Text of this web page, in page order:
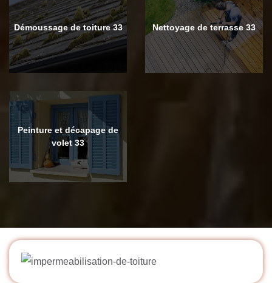
Démoussage de toiture 33 Nettoyage de terrasse 33
Peinture et décapage de
volet 33